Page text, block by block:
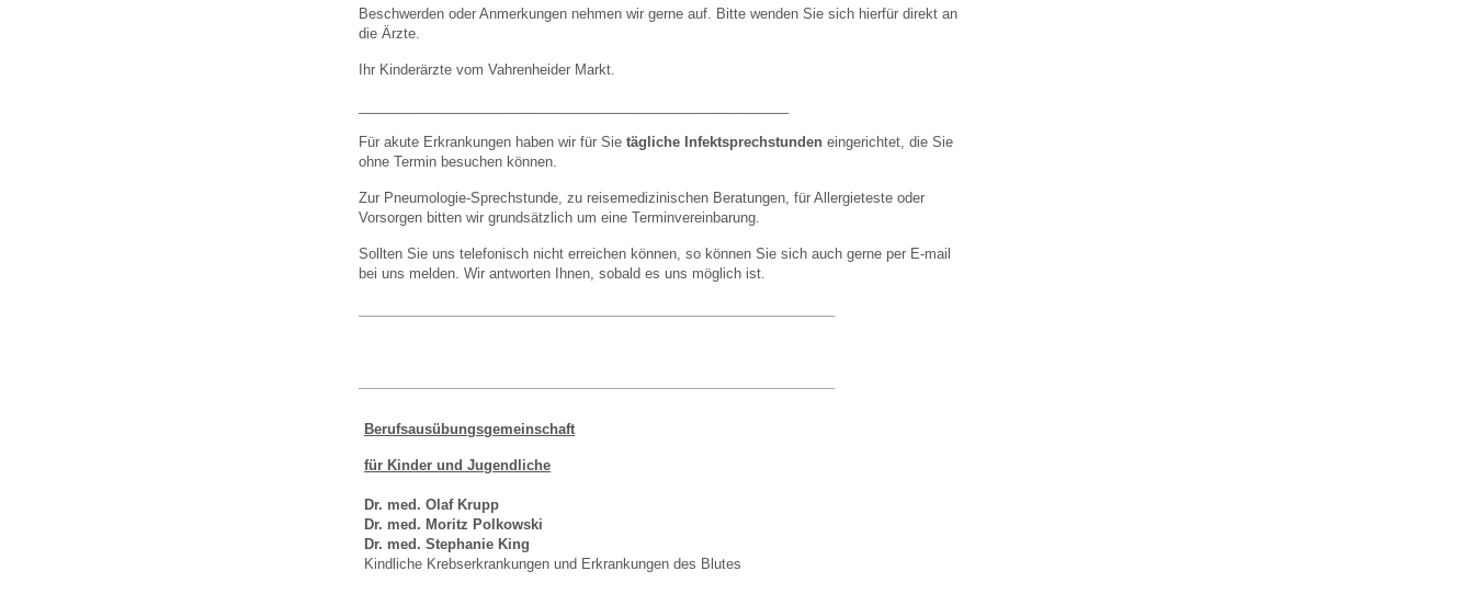
Beschwerden oder Anmerkungen nehmen wir gerne auf. Bitte wenden Sie sich hierfür direkt an
die Ärzte.
Ihr Kinderärzte vom Vahrenheider Markt.
Für akute Erkrankungen haben wir für Sie tägliche Infektsprechstunden eingerichtet, die Sie
ohne Termin besuchen können.
Zur Pneumologie-Sprechstunde, zu reisemedizinischen Beratungen, für Allergieteste oder
Vorsorgen bitten wir grundsätzlich um eine Terminvereinbarung.
Sollten Sie uns telefonisch nicht erreichen können, so können Sie sich auch gerne per E-mail
bei uns melden. Wir antworten Ihnen, sobald es uns möglich ist.
Berufsausübungsgemeinschaft
für Kinder und Jugendliche
Dr. med. Olaf Krupp
Dr. med. Moritz Polkowski
Dr. med. Stephanie King
Kindliche Krebserkrankungen und Erkrankungen des Blutes